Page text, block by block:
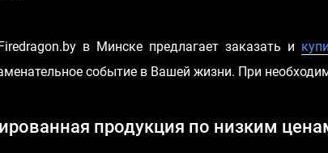
в Минске предлагает заказать и
событие в Вашей жизни. При
продукция по низким